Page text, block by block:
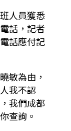
人員獲悉
話，記者
話應付記
敏為由，
我不認
我們成都
查詢。